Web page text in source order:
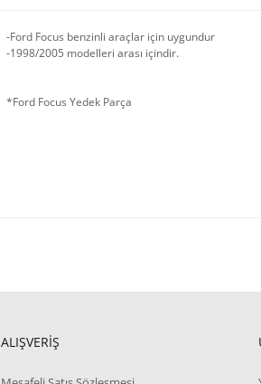
-Ford Focus benzinli araçlar için uygundur
-1998/2005 modelleri arası içindir.
*Ford Focus Yedek Parça
ALIŞVERİŞ